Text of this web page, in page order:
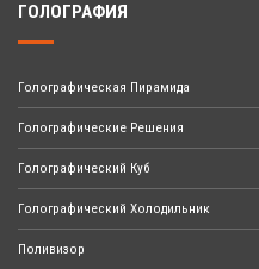
ГОЛОГРАФИЯ
Голографическая Пирамида
Голографические Решения
Голографический Куб
Голографический Холодильник
Поливизор